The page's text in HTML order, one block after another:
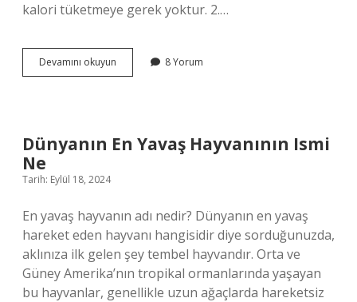
kalori tüketmeye gerek yoktur. 2.…
Devamını okuyun
Ay
Verilir
8 Yorum
Dünyanın En Yavaş Hayvanının Ismi
Ne
Tarih: Eylül 18, 2024
En yavaş hayvanın adı nedir? Dünyanın en yavaş
hareket eden hayvanı hangisidir diye sorduğunuzda,
aklınıza ilk gelen şey tembel hayvandır. Orta ve
Güney Amerika’nın tropikal ormanlarında yaşayan
bu hayvanlar, genellikle uzun ağaçlarda hareketsiz